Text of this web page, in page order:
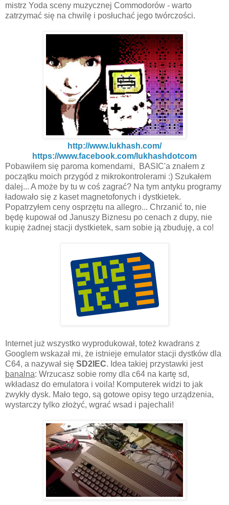
mistrz Yoda sceny muzycznej Commodorów - warto
zatrzymać się na chwilę i posłuchać jego twórczości.
http://www.lukhash.com/
https://www.facebook.com/lukhashdotcom
Pobawiłem się paroma komendami, BASIC'a znałem z
początku moich przygód z mikrokontrolerami :) Szukałem
dalej... A może by tu w coś zagrać? Na tym antyku programy
ładowało się z kaset magnetofonych i dystkietek.
Popatrzyłem ceny osprzętu na allegro... Chrzanić to, nie
będę kupował od Januszy Biznesu po cenach z dupy, nie
kupię żadnej stacji dystkietek, sam sobie ją zbuduję, a co!
Internet już wszystko wyprodukował, toteż kwadrans z
Googlem wskazał mi, że istnieje emulator stacji dystków dla
C64, a nazywał się SD2IEC. Idea takiej przystawki jest
banalna: Wrzucasz sobie romy dla c64 na kartę sd,
wkładasz do emulatora i voila! Komputerek widzi to jak
zwykły dysk. Mało tego, są gotowe opisy tego urządzenia,
wystarczy tylko złożyć, wgrać wsad i pajechali!